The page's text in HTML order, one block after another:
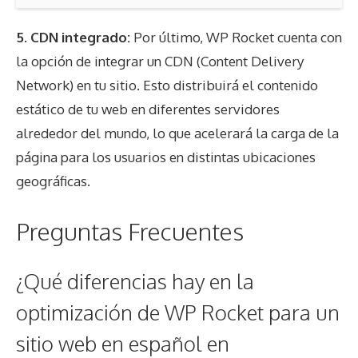
5. CDN integrado: Por último, WP Rocket cuenta con
la opción de integrar un CDN (Content Delivery
Network) en tu sitio. Esto distribuirá el contenido
estático de tu web en diferentes servidores
alrededor del mundo, lo que acelerará la carga de la
página para los usuarios en distintas ubicaciones
geográficas.
Preguntas Frecuentes
¿Qué diferencias hay en la
optimización de WP Rocket para un
sitio web en español en